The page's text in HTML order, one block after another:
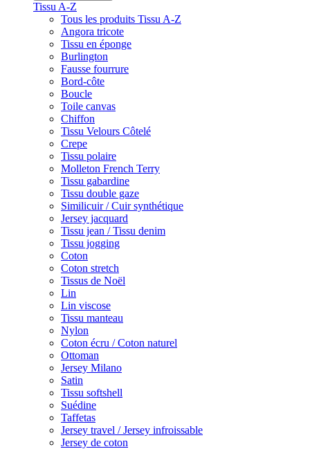
Tissu A-Z
Tous les produits Tissu A-Z
Angora tricote
Tissu en éponge
Burlington
Fausse fourrure
Bord-côte
Boucle
Toile canvas
Chiffon
Tissu Velours Côtelé
Crepe
Tissu polaire
Molleton French Terry
Tissu gabardine
Tissu double gaze
Similicuir / Cuir synthétique
Jersey jacquard
Tissu jean / Tissu denim
Tissu jogging
Coton
Coton stretch
Tissus de Noël
Lin
Lin viscose
Tissu manteau
Nylon
Coton écru / Coton naturel
Ottoman
Jersey Milano
Satin
Tissu softshell
Suédine
Taffetas
Jersey travel / Jersey infroissable
Jersey de coton